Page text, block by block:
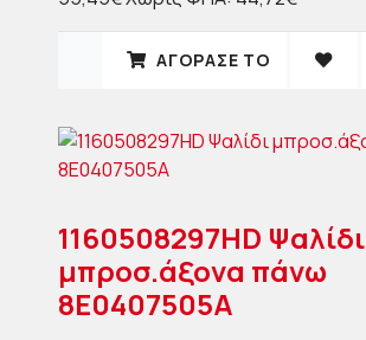
ΑΓΟΡΑΣΈ ΤΟ
1160508297HD Ψαλίδι
μπροσ.άξονα πάνω
8E0407505A